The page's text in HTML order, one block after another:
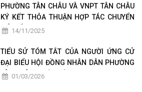
PHƯỜNG TÂN CHÂU VÀ VNPT TÂN CHÂU
KÝ KẾT THỎA THUẬN HỢP TÁC CHUYỂN
ĐỔI SỐ14/11/2025
TIỂU SỬ TÓM TẮT CỦA NGƯỜI ỨNG CỬ
ĐẠI BIỂU HỘI ĐỒNG NHÂN DÂN PHƯỜNG
TÂN CHÂU NHIỆM KỲ 2026-2031
01/03/2026